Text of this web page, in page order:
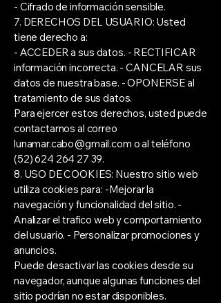
- Cifrado de información sensible.
7. DERECHOS DEL USUARIO: Usted
tiene derecho a:
- ACCEDER a sus datos. - RECTIFICAR
información incorrecta. - CANCELAR sus
datos de nuestra base. - OPONERSE al
tratamiento de sus datos.
Para ejercer estos derechos, usted puede
contactarnos al correo
lunamar.cabo@gmail.com o al teléfono
(52) 624 264 27 39.
8. USO DE COOKIES: Nuestro sitio web
utiliza cookies para: -Mejorar la
navegación y funcionalidad del sitio. -
Analizar el trafico web y comportamiento
del usuario. - Personalizar promociones y
anuncios.
Puede desactivar las cookies desde su
navegador, aunque algunas funciones del
sitio podrían no estar disponibles.